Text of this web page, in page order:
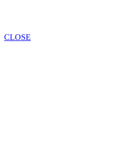
CLOSE